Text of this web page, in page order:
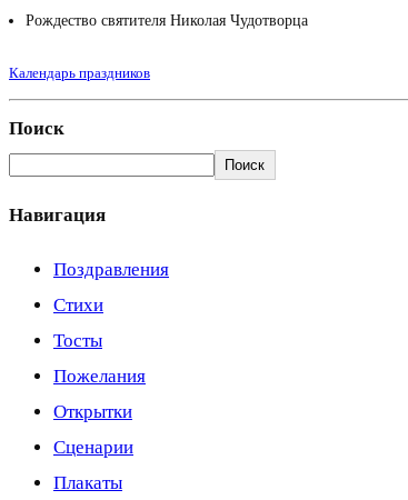
Рождество святителя Николая Чудотворца
Календарь праздников
Поиск
Поиск
Навигация
Поздравления
Стихи
Тосты
Пожелания
Открытки
Сценарии
Плакаты